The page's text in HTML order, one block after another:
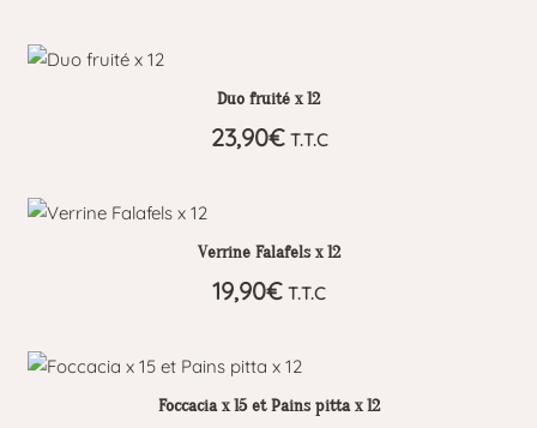
Duo fruité x 12
23,90€ T.T.C
Verrine Falafels x 12
19,90€ T.T.C
Foccacia x 15 et Pains pitta x 12